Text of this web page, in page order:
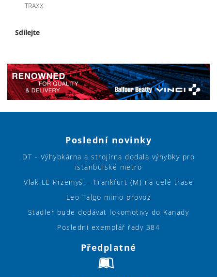
TRAXX
Sdílejte
Poslední novinky
DT - Výhybkárna a strojírna dodala výhybky pro
istanbulské metro
Vlak LE Przemyśl - Frankfurt (M) na celé trase
Leo Talgo mimo provoz
Stadler bude dodávat lokomotivy do Kanady
Poslední exemplář řady 384
Předplatné